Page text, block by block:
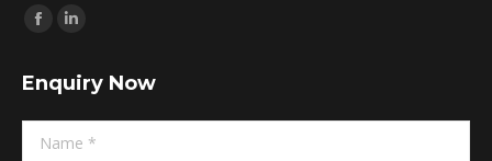
Find us on:
Facebook
opens
in
new
Linkedin
opens
in
new
Enquiry Now
Name *